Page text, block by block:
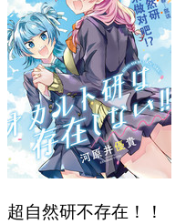
超自然研不存在！！